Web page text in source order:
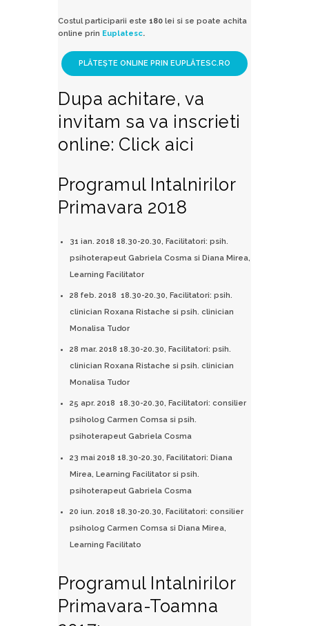
Costul participarii este 180 lei si se poate achita
online prin Euplatesc.
Dupa achitare, va
invitam sa va inscrieti
online: Click aici
Programul Intalnirilor
Primavara 2018
31 ian. 2018 18.30-20.30, Facilitatori: psih.
psihoterapeut Gabriela Cosma si Diana Mirea,
Learning Facilitator
28 feb. 2018 18.30-20.30, Facilitatori: psih.
clinician Roxana Ristache si psih. clinician
Monalisa Tudor
28 mar. 2018 18.30-20.30, Facilitatori: psih.
clinician Roxana Ristache si psih. clinician
Monalisa Tudor
25 apr. 2018 18.30-20.30, Facilitatori: consilier
psiholog Carmen Comsa si psih.
psihoterapeut Gabriela Cosma
23 mai 2018 18.30-20.30, Facilitatori: Diana
Mirea, Learning Facilitator si psih.
psihoterapeut Gabriela Cosma
20 iun. 2018 18.30-20.30, Facilitatori: consilier
psiholog Carmen Comsa si Diana Mirea,
Learning Facilitato
Programul Intalnirilor
Primavara-Toamna